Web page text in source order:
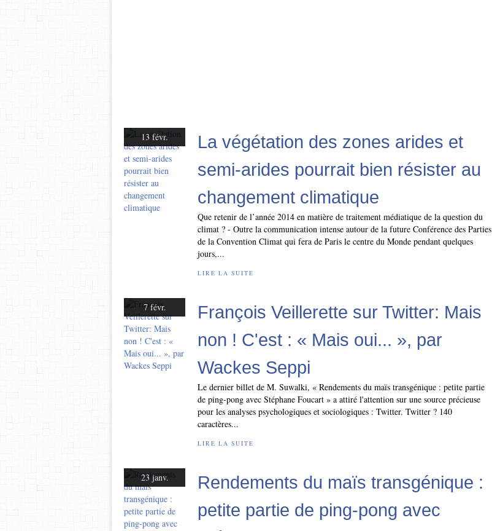
13 févr.
La végétation des zones arides et
semi-arides pourrait bien résister au
changement climatique
Que retenir de l’année 2014 en matière de traitement médiatique de la question du
climat ? - Outre la communication intense autour de la future Conférence des Parties
de la Convention Climat qui fera de Paris le centre du Monde pendant quelques
jours,...
LIRE LA SUITE
7 févr.
François Veillerette sur Twitter: Mais
non ! C'est : « Mais oui... », par
Wackes Seppi
Le dernier billet de M. Suwalki, « Rendements du maïs transgénique : petite partie
de ping-pong avec Stéphane Foucart » a attiré l'attention sur une source précieuse
pour les analyses psychologiques et sociologiques : Twitter. Twitter ? 140
caractères...
LIRE LA SUITE
23 janv.
Rendements du maïs transgénique :
petite partie de ping-pong avec